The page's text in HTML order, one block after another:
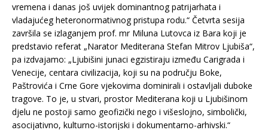
vremena i danas još uvijek dominantnog patrijarhata i
vladajućeg heteronormativnog pristupa rodu.“ Četvrta sesija
završila se izlaganjem prof. mr Miluna Lutovca iz Bara koji je
predstavio referat „Narator Mediterana Stefan Mitrov Ljubiša“,
pa izdvajamo: „Ljubišini junaci egzistiraju između Carigrada i
Venecije, centara civilizacija, koji su na području Boke,
Paštrovića i Crne Gore vjekovima dominirali i ostavljali duboke
tragove. To je, u stvari, prostor Mediterana koji u Ljubišinom
djelu ne postoji samo geofizički nego i višeslojno, simbolički,
asocijativno, kulturno-istorijski i dokumentarno-arhivski.“